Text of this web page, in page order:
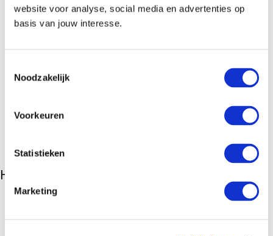
website voor analyse, social media en advertenties op
basis van jouw interesse.
Noodzakelijk
Voorkeuren
Statistieken
Marketing
Hotels